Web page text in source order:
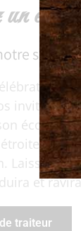
service
invités.
écoute.
Laissez-
et
traiteur